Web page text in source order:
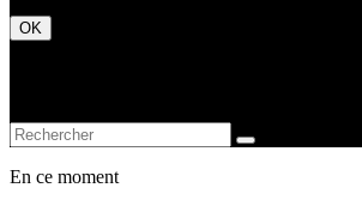
En ce moment